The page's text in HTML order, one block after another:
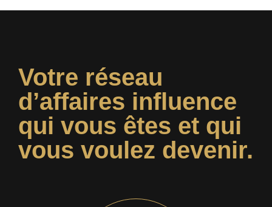
Votre réseau
d’affaires influence
qui vous êtes et qui
vous voulez devenir.